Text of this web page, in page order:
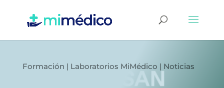
Formación | Laboratorios MiMédico | Noticias